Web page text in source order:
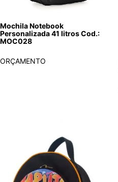
Mochila Notebook
Personalizada 41 litros Cod.:
MOC028
ORÇAMENTO